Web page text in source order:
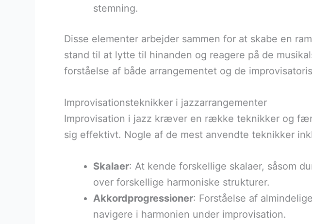
stemning.
Disse elementer arbejder sammen for at skabe en
stand til at lytte til hinanden og reagere på de
forståelse af både arrangementet og de
Improvisationsteknikker i jazzarrangementer
Improvisation i jazz kræver en række teknikker og
sig effektivt. Nogle af de mest anvendte teknikker
Skalaer: At kende forskellige skalaer, såsom
over forskellige harmoniske strukturer.
Akkordprogressioner: Forståelse af
navigere i harmonien under improvisation.